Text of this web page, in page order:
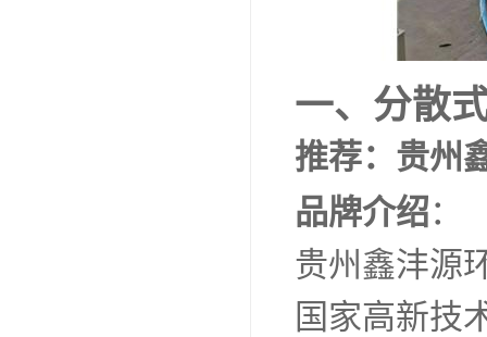
一、分散
推荐：贵州
品牌介绍：
贵州鑫沣源
国家高新技